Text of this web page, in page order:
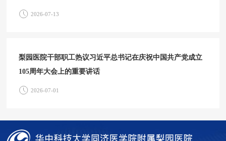
2026-07-13
梨园医院干部职工热议习近平总书记在庆祝中国共产党成立
105周年大会上的重要讲话
2026-07-01